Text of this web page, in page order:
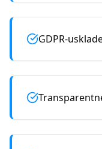
GDPR-